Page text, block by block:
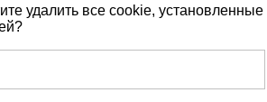
удалить все cookie, установленные